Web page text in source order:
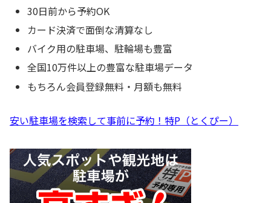
30日前から予約OK
カード決済で面倒な清算なし
バイク用の駐車場、駐輪場も豊富
全国10万件以上の豊富な駐車場データ
もちろん会員登録無料・月額も無料
安い駐車場を検索して事前に予約！特P（とくぴー）